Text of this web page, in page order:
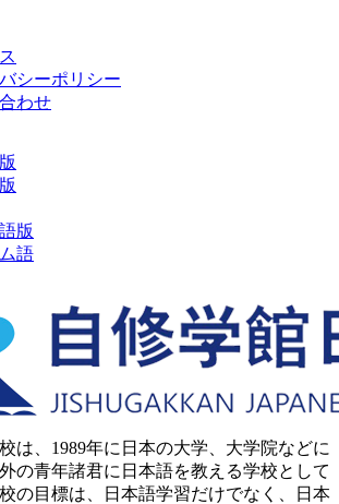
シーポリシー
わせ
版
語
は、1989年に日本の大学、大学院などに
の青年諸君に日本語を教える学校として
の目標は、日本語学習だけでなく、日本